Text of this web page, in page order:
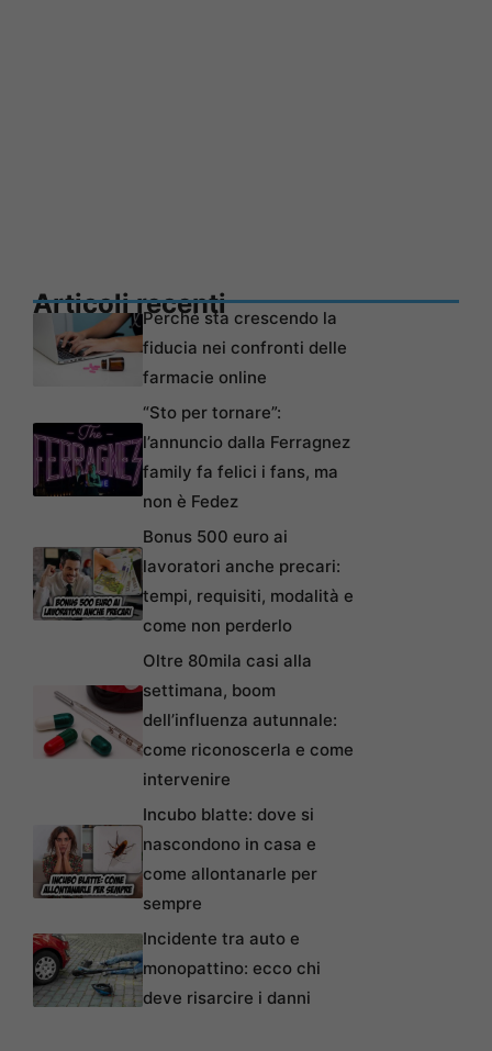
Articoli recentiPerché sta crescendo la
fiducia nei confronti delle
farmacie online
“Sto per tornare”:
l’annuncio dalla Ferragnez
family fa felici i fans, ma
non è Fedez
Bonus 500 euro ai
lavoratori anche precari:
tempi, requisiti, modalità e
come non perderlo
Oltre 80mila casi alla
settimana, boom
dell’influenza autunnale:
come riconoscerla e come
intervenire
Incubo blatte: dove si
nascondono in casa e
come allontanarle per
sempre
Incidente tra auto e
monopattino: ecco chi
deve risarcire i danni